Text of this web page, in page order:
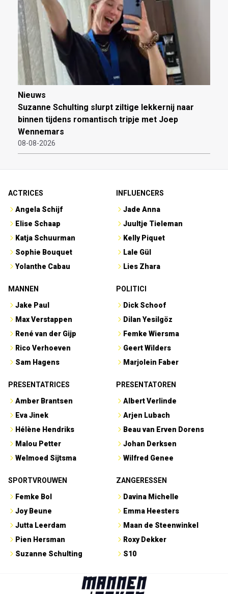
Nieuws
Suzanne Schulting slurpt ziltige lekkernij naar
binnen tijdens romantisch tripje met Joep
Wennemars
08-08-2026
ACTRICES
Angela Schijf
Elise Schaap
Katja Schuurman
Sophie Bouquet
Yolanthe Cabau
INFLUENCERS
Jade Anna
Juultje Tieleman
Kelly Piquet
Lale Gül
Lies Zhara
MANNEN
Jake Paul
Max Verstappen
René van der Gijp
Rico Verhoeven
Sam Hagens
POLITICI
Dick Schoof
Dilan Yesilgöz
Femke Wiersma
Geert Wilders
Marjolein Faber
PRESENTATRICES
Amber Brantsen
Eva Jinek
Hélène Hendriks
Malou Petter
Welmoed Sijtsma
PRESENTATOREN
Albert Verlinde
Arjen Lubach
Beau van Erven Dorens
Johan Derksen
Wilfred Genee
SPORTVROUWEN
Femke Bol
Joy Beune
Jutta Leerdam
Pien Hersman
Suzanne Schulting
ZANGERESSEN
Davina Michelle
Emma Heesters
Maan de Steenwinkel
Roxy Dekker
S10